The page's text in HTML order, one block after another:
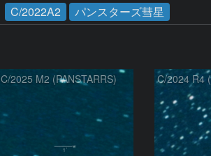
C/2022A2 パンスターズ彗星
C/2025 M2 (PANSTARRS) C/2024 R4